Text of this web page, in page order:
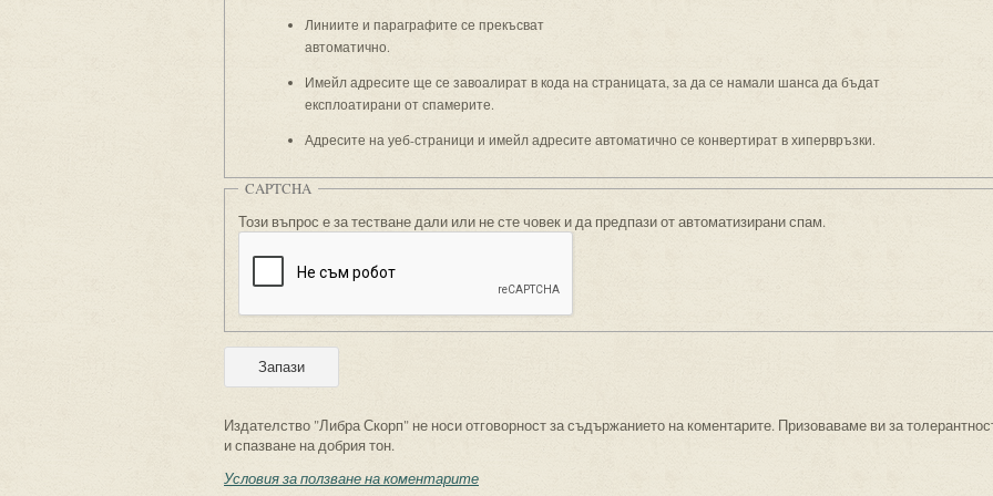
Линиите и параграфите се прекъсват
автоматично.
Имейл адресите ще се завоалират в кода на страницата, за да се намали шанса да бъдат
експлоатирани от спамерите.
Адресите на уеб-страници и имейл адресите автоматично се конвертират в хипервръзки.
CAPTCHA
Този въпрос е за тестване дали или не сте човек и да предпази от автоматизирани спам.
Издателство "Либра Скорп" не носи отговорност за съдържанието на коментарите. Призоваваме ви за
и спазване на добрия тон.
Условия за ползване на коментарите